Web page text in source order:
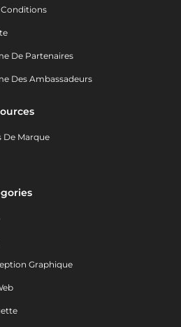
Conditions
De Partenaires
Des Ambassadeurs
De Marque
Graphique